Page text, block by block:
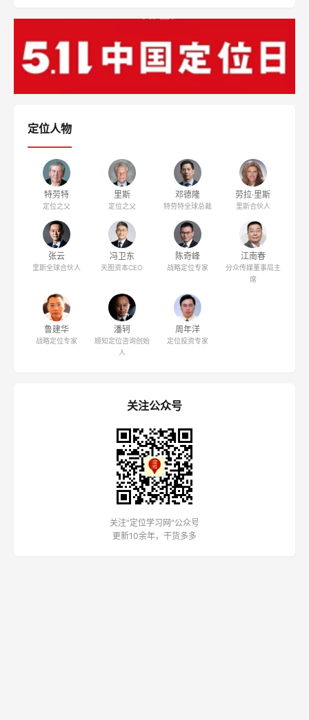
定位人物
特劳特
定位之父
里斯
定位之父
邓德隆
特劳特全球总裁
劳拉·里斯
里斯合伙人
张云
里斯全球合伙人
冯卫东
天图资本CEO
陈奇峰
战略定位专家
江南春
分众传媒董事局主
席
鲁建华
战略定位专家
潘轲
顺知定位咨询创始
人
周年洋
定位投资专家
关注公众号
关注"定位学习网"公众号
更新10余年，干货多多